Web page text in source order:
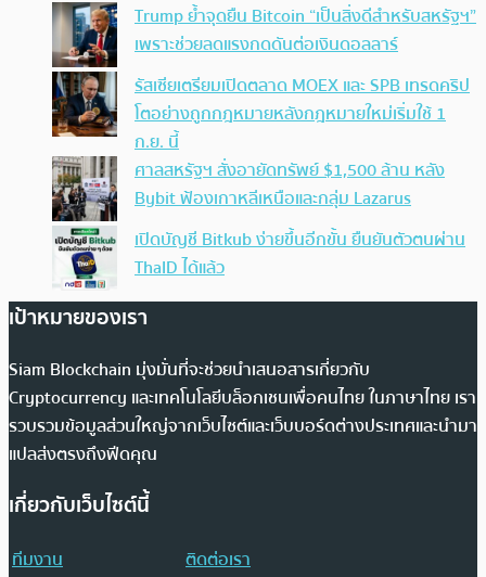
Trump ย้ำจุดยืน Bitcoin “เป็นสิ่งดีสำหรับสหรัฐฯ”
เพราะช่วยลดแรงกดดันต่อเงินดอลลาร์
รัสเซียเตรียมเปิดตลาด MOEX และ SPB เทรดคริป
โตอย่างถูกกฎหมายหลังกฎหมายใหม่เริ่มใช้ 1
ก.ย. นี้
ศาลสหรัฐฯ สั่งอายัดทรัพย์ $1,500 ล้าน หลัง
Bybit ฟ้องเกาหลีเหนือและกลุ่ม Lazarus
เปิดบัญชี Bitkub ง่ายขึ้นอีกขั้น ยืนยันตัวตนผ่าน
ThaID ได้แล้ว
เป้าหมายของเรา
Siam Blockchain มุ่งมั่นที่จะช่วยนำเสนอสารเกี่ยวกับ
Cryptocurrency และเทคโนโลยีบล็อกเชนเพื่อคนไทย ในภาษาไทย เรา
รวบรวมข้อมูลส่วนใหญ่จากเว็บไซต์และเว็บบอร์ดต่างประเทศและนำมา
แปลส่งตรงถึงฟีดคุณ
เกี่ยวกับเว็บไซต์นี้
ทีมงาน
ติดต่อเรา